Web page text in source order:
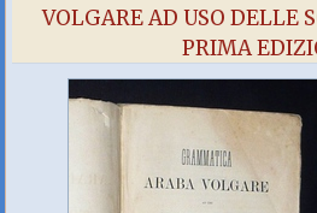
VOLGARE AD USO DELLE
PRIMA